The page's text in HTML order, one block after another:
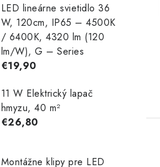
LED lineárne svietidlo 36
W, 120cm, IP65 – 4500K
/ 6400K, 4320 lm (120
lm/W), G – Series
€19,90
11 W Elektrický lapač
hmyzu, 40 m²
€26,80
Montážne klipy pre LED